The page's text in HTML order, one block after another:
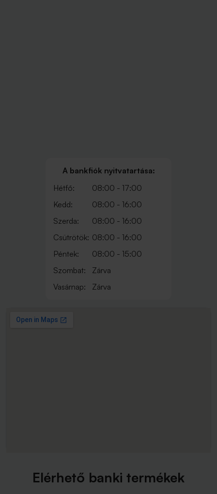
A bankfiók nyitvatartása:
Hétfő:
08:00 - 17:00
Kedd:
08:00 - 16:00
Szerda:
08:00 - 16:00
Csütrötök: 08:00 - 16:00
Péntek:
08:00 - 15:00
Szombat:
Zárva
Vasárnap:
Zárva
Elérhető banki termékek